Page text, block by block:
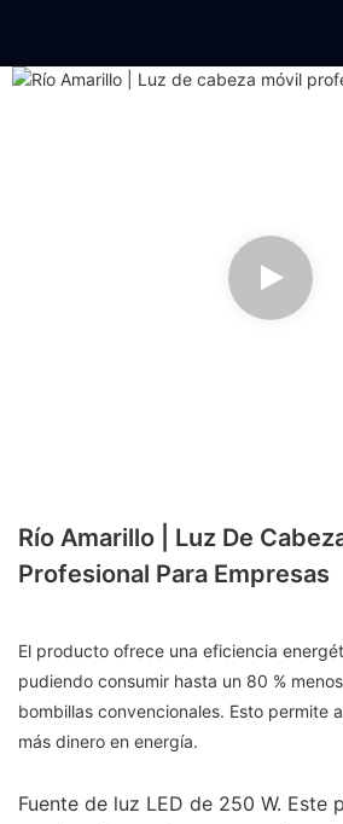
Río Amarillo | Luz De
Profesional Para Empresas
El producto ofrece una eficiencia
pudiendo consumir hasta un 80 %
bombillas convencionales. Esto permite
más dinero en energía.
Fuente de luz LED de 250 W. Este